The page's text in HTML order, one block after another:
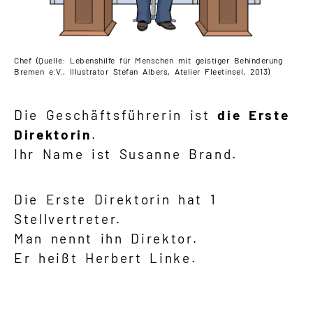
Chef (Quelle: Lebenshilfe für Menschen mit geistiger Behinderung
Bremen e.V., Illustrator Stefan Albers, Atelier Fleetinsel, 2013)
Die Geschäftsführerin istdie Erste
Direktorin.
Ihr Name ist Susanne Brand.
Die Erste Direktorin hat 1
Stellvertreter.
Man nennt ihn Direktor.
Er heißt Herbert Linke.